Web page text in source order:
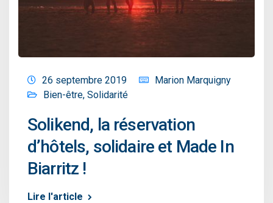
26 septembre 2019
Marion Marquigny
Bien-être, Solidarité
Solikend, la réservation
d’hôtels, solidaire et Made In
Biarritz !
Lire l'article